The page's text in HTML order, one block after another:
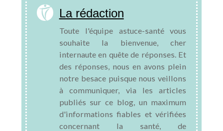
La rédaction
Toute l'équipe astuce-santé vous
souhaite la bienvenue, cher
internaute en quête de réponses. Et
des réponses, nous en avons plein
notre besace puisque nous veillons
à communiquer, via les articles
publiés sur ce blog, un maximum
d'informations fiables et vérifiées
concernant la santé, de